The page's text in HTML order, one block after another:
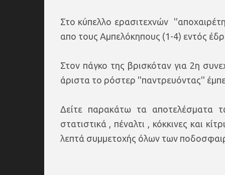
Στο κύπελλο ερασιτεχνών
απο τους Αμπελόκηπους (1-4) εντός
Στον πάγκο της βρισκόταν για 2η
άριστα το ρόστερ ''παντρευόντας''
Δείτε παρακάτω τα αποτελέσματα
στατιστικά , πέναλτι , κόκκινες και
λεπτά συμμετοχής όλων των